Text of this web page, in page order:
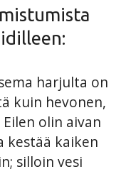
harjulta on
kuin hevonen,
olin aivan
kestää kaiken
silloin vesi